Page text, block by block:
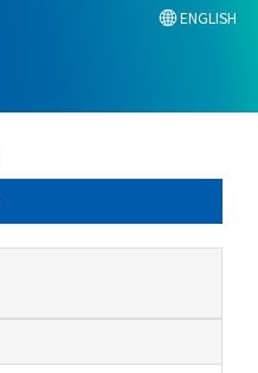
ENGLISH